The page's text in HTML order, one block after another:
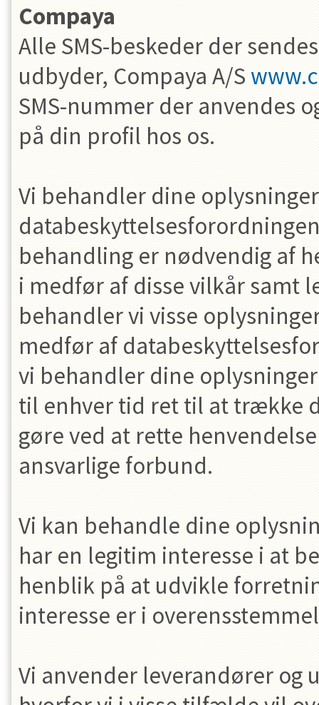
Compaya
Alle SMS-beskeder der
udbyder, Compaya A/S
SMS-nummer der anvendes
på din profil hos os.
Vi behandler dine
behandling er nødvendig af
i medfør af disse vilkår samt
behandler vi visse
medfør af
vi behandler dine
til enhver tid ret til at trække
gøre ved at rette
ansvarlige forbund.
Vi kan behandle dine
har en legitim interesse i at
henblik på at udvikle
interesse er i
Vi anvender leverandører